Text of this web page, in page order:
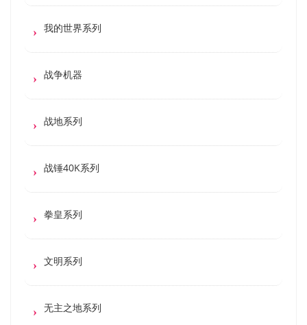
我的世界系列
战争机器
战地系列
战锤40K系列
拳皇系列
文明系列
无主之地系列